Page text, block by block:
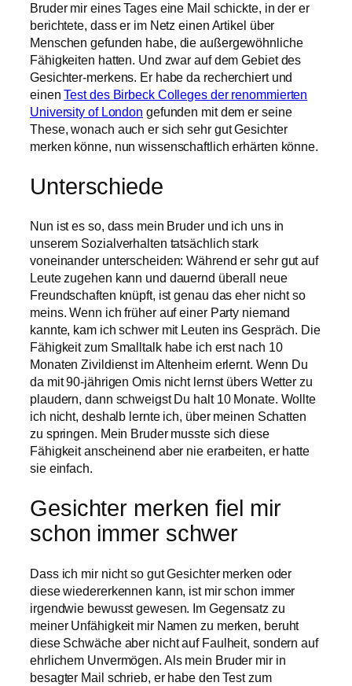
Bruder mir eines Tages eine Mail schickte, in der er
berichtete, dass er im Netz einen Artikel über
Menschen gefunden habe, die außergewöhnliche
Fähigkeiten hatten. Und zwar auf dem Gebiet des
Gesichter-merkens. Er habe da recherchiert und
einenTest des Birbeck Colleges der renommierten
University of London gefunden mit dem er seine
These, wonach auch er sich sehr gut Gesichter
merken könne, nun wissenschaftlich erhärten könne.
Unterschiede
Nun ist es so, dass mein Bruder und ich uns in
unserem Sozialverhalten tatsächlich stark
voneinander unterscheiden: Während er sehr gut auf
Leute zugehen kann und dauernd überall neue
Freundschaften knüpft, ist genau das eher nicht so
meins. Wenn ich früher auf einer Party niemand
kannte, kam ich schwer mit Leuten ins Gespräch. Die
Fähigkeit zum Smalltalk habe ich erst nach 10
Monaten Zivildienst im Altenheim erlernt. Wenn Du
da mit 90-jährigen Omis nicht lernst übers Wetter zu
plaudern, dann schweigst Du halt 10 Monate. Wollte
ich nicht, deshalb lernte ich, über meinen Schatten
zu springen. Mein Bruder musste sich diese
Fähigkeit anscheinend aber nie erarbeiten, er hatte
sie einfach.
Gesichter merken fiel mir
schon immer schwer
Dass ich mir nicht so gut Gesichter merken oder
diese wiedererkennen kann, ist mir schon immer
irgendwie bewusst gewesen. Im Gegensatz zu
meiner Unfähigkeit mir Namen zu merken, beruht
diese Schwäche aber nicht auf Faulheit, sondern auf
ehrlichem Unvermögen. Als mein Bruder mir in
besagter Mail schrieb, er habe den Test zum